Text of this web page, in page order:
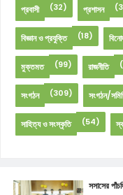
প্রবাসী (32) প্রশাসন
বিজ্ঞান ও প্রযুক্তি (18)
মুক্তমত (99) রাজনীতি
সংগঠন (309) সংগঠন/
সাহিত্য ও সংস্কৃতি (54)
সসাসের